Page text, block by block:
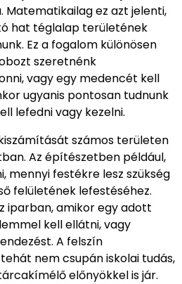
ez azt jelenti,
hat téglalap területének
Ez a fogalom különösen
szeretnénk
vagy egy medencét kell
ugyanis pontosan tudnunk
lefedni vagy kezelni.
számos területen
Az építészetben például,
mennyi festékre lesz szükség
felületének lefestéséhez.
iparban, amikor egy adott
kell ellátni, vagy
A felszín
nem csupán iskolai tudás,
előnyökkel is jár.